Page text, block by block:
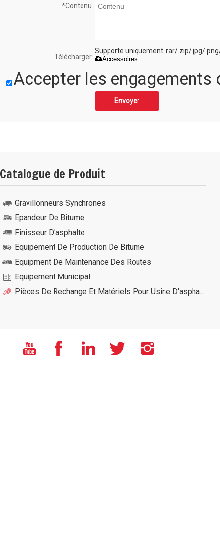
*Contenu
Télécharger
Supporte uniquement .rar/.zip/.jpg/
Accessoires
Accepter les engagements
Envoyer
Catalogue de Produit
Gravillonneurs Synchrones
Epandeur De Bitume
Finisseur D'asphalte
Equipement De Production De Bitume
Equipment De Maintenance Des Routes
Equipement Municipal
Pièces De Rechange Et Matériels Pour Usine D'asphalte